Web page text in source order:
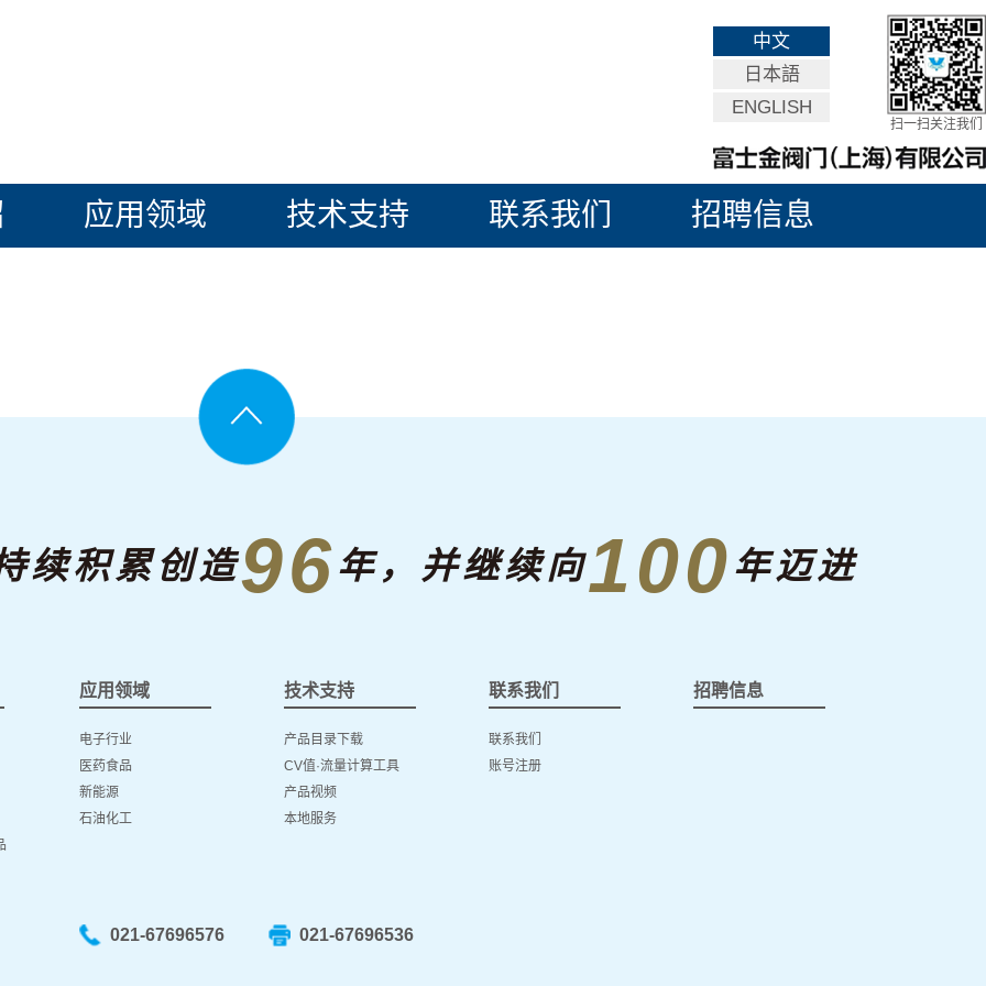
中文
日本語
ENGLISH
扫一扫关注我们
应用领域 技术支持 联系我们 招聘信息
续积累创造96年，并继续向100年迈进
应用领域
电子行业
医药食品
新能源
石油化工
技术支持
产品目录下载
CV值·流量计算工具
产品视频
本地服务
联系我们
联系我们
账号注册
招聘信息
021-67696576 021-67696536